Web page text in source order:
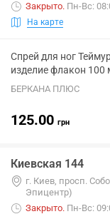
Закрыто. Пн-Вс:
На карте
Спрей для ног
изделие флакон 100
БЕРКАНА ПЛЮС
125.00 грн
Киевская 144
г. Киев, просп.
Эпицентр)
Закрыто. Пн-Вс: